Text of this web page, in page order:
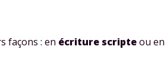
façons : en écriture scripteou en